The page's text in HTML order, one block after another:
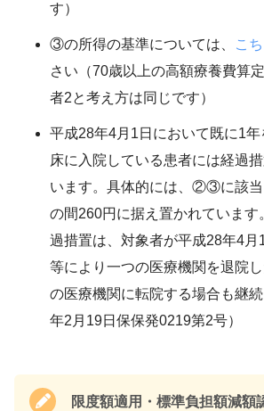
す）
③の所得の基準については、 こ
さい（70歳以上の高額療養費算
者2と考え方は同じです）
平成28年4月1日において既に1
床に入院している患者には経過
います。具体的には、②③に該当
の間260円に据え置かれています
過措置は、対象者が平成28年4月
等により一つの医療機関を退院
の医療機関に転院する場合も継
年2月19日保保発0219第2号）
限度額適用・標準負担額減額